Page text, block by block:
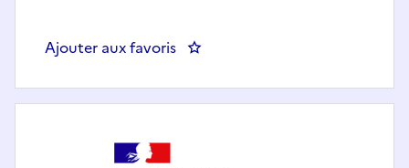
Ajouter aux favoris : CHEF CONTROLE INTERNE ET